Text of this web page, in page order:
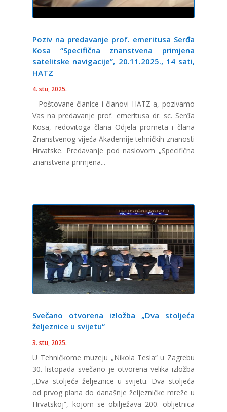
Poziv na predavanje prof. emeritusa Serđa
Kosa “Specifična znanstvena primjena
satelitske navigacije”, 20.11.2025., 14 sati,
HATZ
4. stu, 2025.
Poštovane članice i članovi HATZ-a, pozivamo
Vas na predavanje prof. emeritusa dr. sc. Serđa
Kosa, redovitoga člana Odjela prometa i člana
Znanstvenog vijeća Akademije tehničkih znanosti
Hrvatske. Predavanje pod naslovom „Specifična
znanstvena primjena...
Svečano otvorena izložba „Dva stoljeća
željeznice u svijetu“
3. stu, 2025.
U Tehničkome muzeju „Nikola Tesla“ u Zagrebu
30. listopada svečano je otvorena velika izložba
„Dva stoljeća željeznice u svijetu. Dva stoljeća
od prvog plana do današnje željezničke mreže u
Hrvatskoj“, kojom se obilježava 200. obljetnica